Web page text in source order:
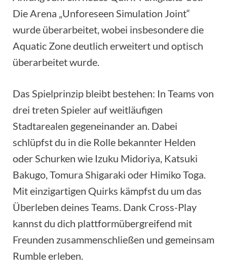
Die Arena „Unforeseen Simulation Joint“
wurde überarbeitet, wobei insbesondere die
Aquatic Zone deutlich erweitert und optisch
überarbeitet wurde.
Das Spielprinzip bleibt bestehen: In Teams von
drei treten Spieler auf weitläufigen
Stadtarealen gegeneinander an. Dabei
schlüpfst du in die Rolle bekannter Helden
oder Schurken wie Izuku Midoriya, Katsuki
Bakugo, Tomura Shigaraki oder Himiko Toga.
Mit einzigartigen Quirks kämpfst du um das
Überleben deines Teams. Dank Cross-Play
kannst du dich plattformübergreifend mit
Freunden zusammenschließen und gemeinsam
Rumble erleben.